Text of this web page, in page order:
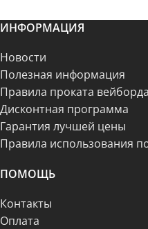
ИНФОРМАЦИЯ
Новости
Полезная информация
Правила проката вейборда
Дисконтная программа
Гарантия лучшей цены
Правила использования
ПОМОЩЬ
Контакты
Оплата